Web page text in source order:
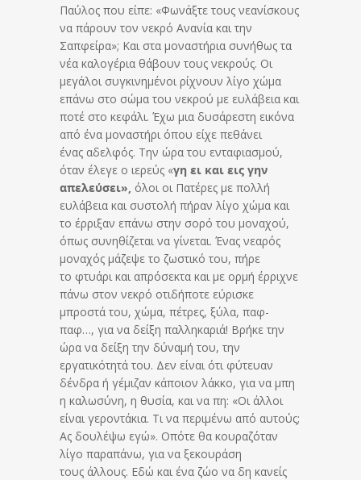
Παύλος που είπε: «Φωνάξτε τους νεανίσκους
να πάρουν τον νεκρό Ανανία και την
Σαπφείρα»; Και στα μοναστήρια συνήθως τα
νέα καλογέρια θάβουν τους νεκρούς. Οι
μεγάλοι συγκινημένοι ρίχνουν λίγο χώμα
επάνω στο σώμα του νεκρού με ευλάβεια και
ποτέ στο κεφάλι. Έχω μια δυσάρεστη εικόνα
από ένα μοναστήρι όπου είχε πεθάνει
ένας αδελφός. Την ώρα του ενταφιασμού,
όταν έλεγε ο ιερεύς «γη ει και εις γην
απελεύσει», όλοι οι Πατέρες με πολλή
ευλάβεια και συστολή πήραν λίγο χώμα και
το έρριξαν επάνω στην σορό του μοναχού,
όπως συνηθίζεται να γίνεται. Ένας νεαρός
μοναχός μάζεψε το ζωστικό του, πήρε
το φτυάρι και απρόσεκτα και με ορμή έρριχνε
πάνω στον νεκρό οτιδήποτε εύρισκε
μπροστά του, χώμα, πέτρες, ξύλα, παφ-
παφ…, για να δείξη παλληκαριά! Βρήκε την
ώρα να δείξη την δύναμή του, την
εργατικότητά του. Δεν είναι ότι φύτευαν
δένδρα ή γέμιζαν κάποιον λάκκο, για να μπη
η καλωσύνη, η θυσία, και να πη: «Οι άλλοι
είναι γεροντάκια. Τι να περιμένω από αυτούς;
Ας δουλέψω εγώ». Οπότε θα κουραζόταν
λίγο παραπάνω, για να ξεκουράση
τους άλλους. Εδώ και ένα ζώο να δη κανείς